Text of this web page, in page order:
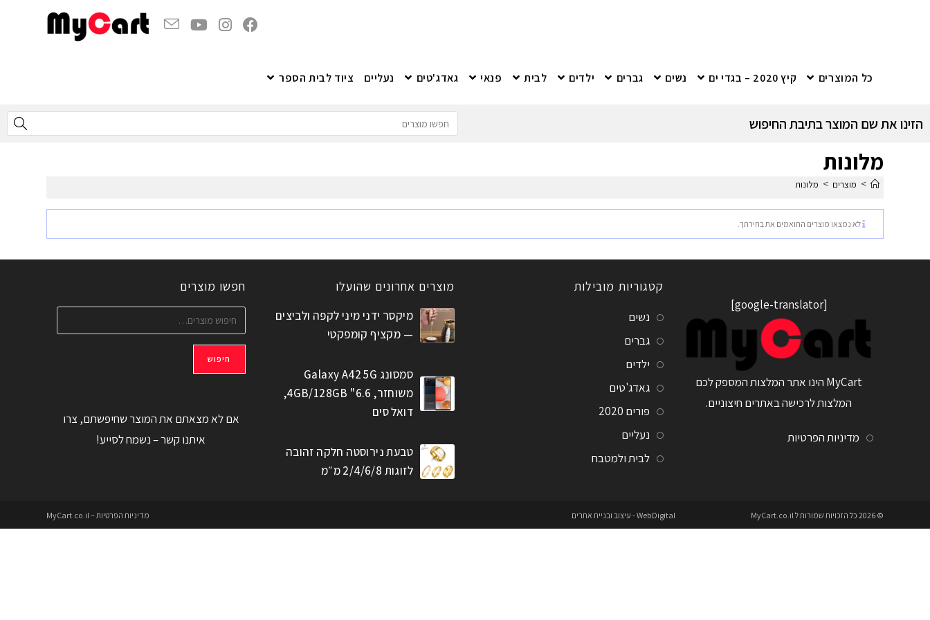
כל המוצרים קיץ 2020 – בגדי ים נשים גברים ילדים לבית פנאי גאדג'טים נעליים ציוד לבית הספר
הזינו את שם המוצר בתיבת החיפוש
מלונות
> מוצרים > מלונות
לא נמצאו מוצרים התואמים את בחירתך.
[google-translator]
MyCart הינו אתר המלצות המספק לכם
המלצות לרכישה באתרים חיצוניים.
מדיניות הפרטיות
קטגוריות מובילות
נשים
גברים
ילדים
גאדג'טים
פורים 2020
נעליים
לבית ולמטבח
מוצרים אחרונים שהועלו
מיקסר ידני מיני לקפה ולביצים
— מקציף קומפקטי
סמסונג Galaxy A42 5G
משוחזר, 6.6" 4GB/128GB,
דואל סים
טבעת נירוסטה חלקה זהובה
לזוגות 2/4/6/8 מ״מ
חפשו מוצרים
חיפוש
אם לא מצאתם את המוצר שחיפשתם, צרו
איתנו קשר – נשמח לסייע!
מדיניות הפרטיות – MyCart.co.il © 2026 כל הזכויות שמורות ל MyCart.co.il
WebDigital- עיצוב ובניית אתרים